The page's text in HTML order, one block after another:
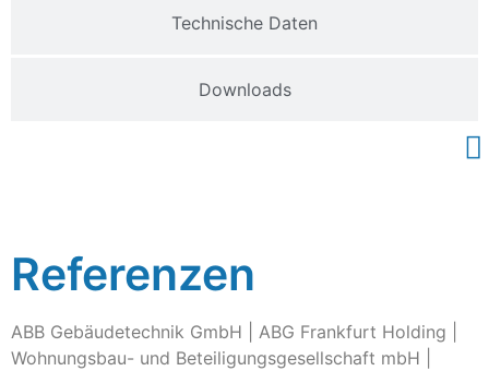
Technische Daten
Downloads
Referenzen
ABB Gebäudetechnik GmbH | ABG Frankfurt Holding |
Wohnungsbau- und Beteiligungsgesellschaft mbH |